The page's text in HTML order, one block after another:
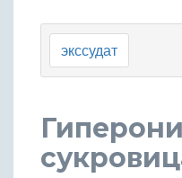
экссудат